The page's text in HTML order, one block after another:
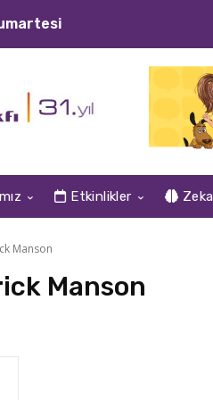
Etkinlikler Zeka
Manson
Manson